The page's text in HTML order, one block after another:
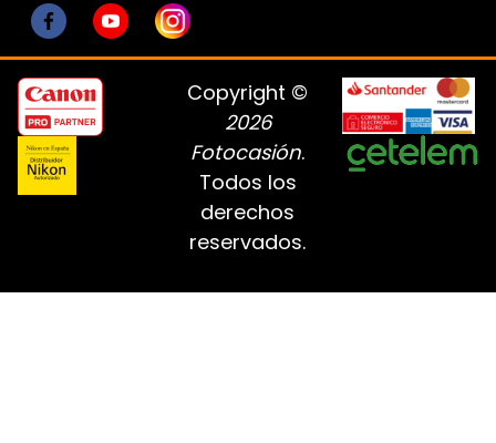
Copyright ©
2026
Fotocasión.
Todos los
derechos
reservados.